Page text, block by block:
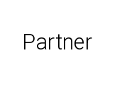
Partner